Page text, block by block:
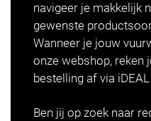
navigeer je makkelijk
gewenste
Wanneer je jouw
onze webshop, reken
bestelling af via
Ben jij op zoek naar